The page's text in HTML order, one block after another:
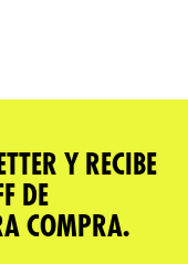
Y RECIBE
DE
COMPRA.